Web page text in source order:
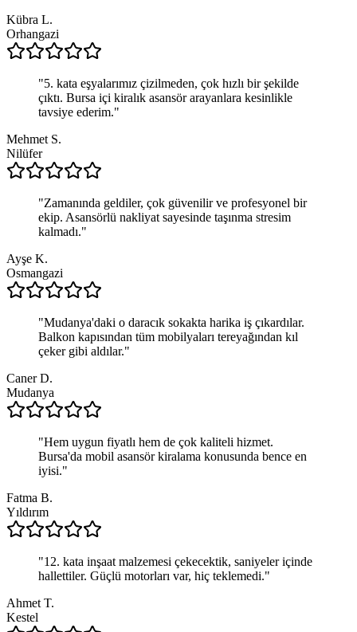
Kübra L.
Orhangazi
"5. kata eşyalarımız çizilmeden, çok hızlı bir şekilde
çıktı. Bursa içi kiralık asansör arayanlara kesinlikle
tavsiye ederim."
Mehmet S.
Nilüfer
"Zamanında geldiler, çok güvenilir ve profesyonel bir
ekip. Asansörlü nakliyat sayesinde taşınma stresim
kalmadı."
Ayşe K.
Osmangazi
"Mudanya'daki o daracık sokakta harika iş çıkardılar.
Balkon kapısından tüm mobilyaları tereyağından kıl
çeker gibi aldılar."
Caner D.
Mudanya
"Hem uygun fiyatlı hem de çok kaliteli hizmet.
Bursa'da mobil asansör kiralama konusunda bence en
iyisi."
Fatma B.
Yıldırım
"12. kata inşaat malzemesi çekecektik, saniyeler içinde
hallettiler. Güçlü motorları var, hiç teklemedi."
Ahmet T.
Kestel